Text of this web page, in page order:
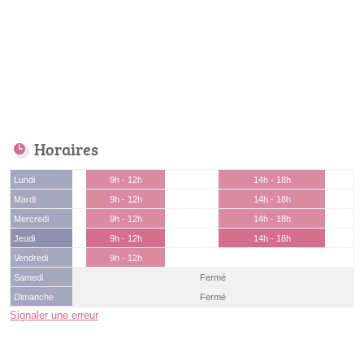
Horaires
Lundi 9h - 12h
14h - 18h
Mardi
9h - 12h
14h - 18h
Mercredi
9h - 12h
14h - 18h
Jeudi
9h - 12h
14h - 18h
Vendredi
9h - 12h
Samedi
Fermé
Dimanche
Fermé
Signaler une erreur